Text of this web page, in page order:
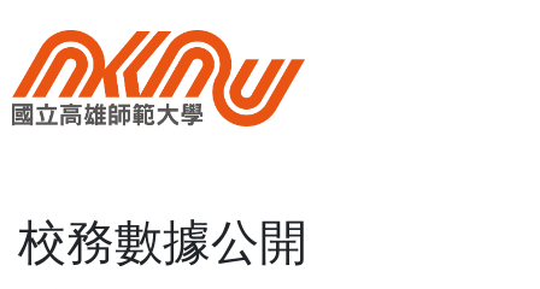
校務數據公開